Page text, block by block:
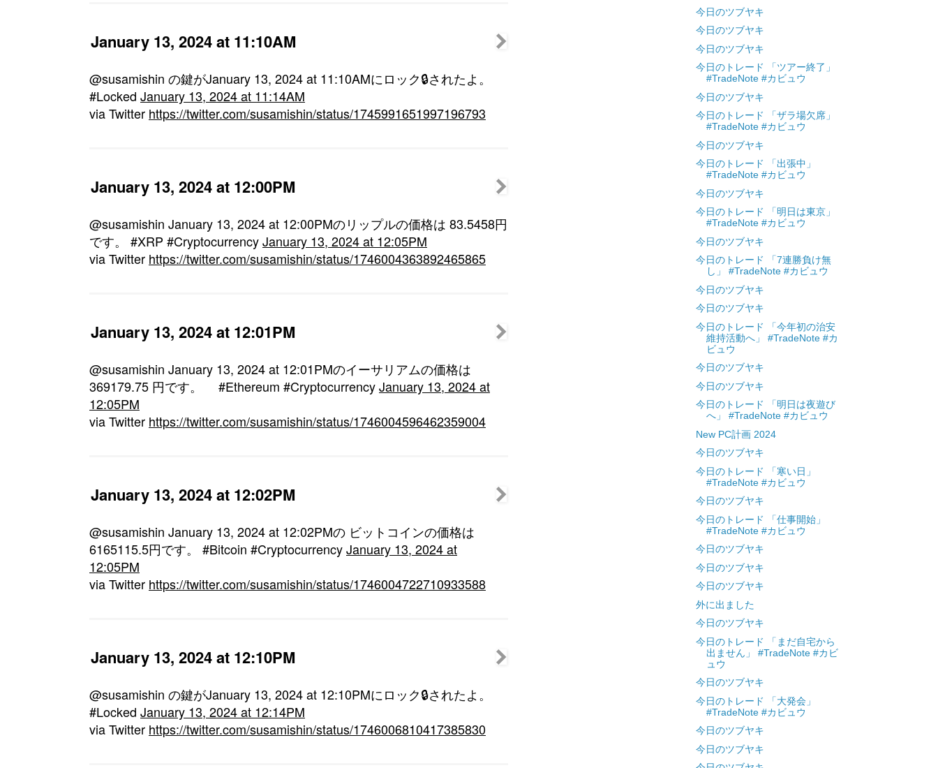
January 13, 2024 at 11:10AM
@susamishin の鍵がJanuary 13, 2024 at 11:10AMにロック🔒されたよ。
#Locked January 13, 2024 at 11:14AM
via Twitter https://twitter.com/susamishin/status/1745991651997196793
January 13, 2024 at 12:00PM
@susamishin January 13, 2024 at 12:00PMのリップルの価格は 83.5458円
です。 #XRP #CryptocurrencyJanuary 13, 2024 at 12:05PM
via Twitter https://twitter.com/susamishin/status/1746004363892465865
January 13, 2024 at 12:01PM
@susamishin January 13, 2024 at 12:01PMのイーサリアムの価格は
369179.75 円です。 #Ethereum #CryptocurrencyJanuary 13, 2024 at
12:05PM
via Twitter https://twitter.com/susamishin/status/1746004596462359004
January 13, 2024 at 12:02PM
@susamishin January 13, 2024 at 12:02PMの ビットコインの価格は
6165115.5円です。 #Bitcoin #CryptocurrencyJanuary 13, 2024 at
12:05PM
via Twitter https://twitter.com/susamishin/status/1746004722710933588
January 13, 2024 at 12:10PM
@susamishin の鍵がJanuary 13, 2024 at 12:10PMにロック🔒されたよ。
#Locked January 13, 2024 at 12:14PM
via Twitter https://twitter.com/susamishin/status/1746006810417385830
今日のツブヤキ
今日のツブヤキ
今日のツブヤキ
今日のトレード 「ツアー終了」
#TradeNote #カビュウ
今日のツブヤキ
今日のトレード 「ザラ場欠席」
#TradeNote #カビュウ
今日のツブヤキ
今日のトレード 「出張中」
#TradeNote #カビュウ
今日のツブヤキ
今日のトレード 「明日は東京」
#TradeNote #カビュウ
今日のツブヤキ
今日のトレード 「7連勝負け無
し」 #TradeNote #カビュウ
今日のツブヤキ
今日のツブヤキ
今日のトレード 「今年初の治安
維持活動へ」 #TradeNote #カ
ビュウ
今日のツブヤキ
今日のツブヤキ
今日のトレード 「明日は夜遊び
へ」 #TradeNote #カビュウ
New PC計画 2024
今日のツブヤキ
今日のトレード 「寒い日」
#TradeNote #カビュウ
今日のツブヤキ
今日のトレード 「仕事開始」
#TradeNote #カビュウ
今日のツブヤキ
今日のツブヤキ
今日のツブヤキ
外に出ました
今日のツブヤキ
今日のトレード 「まだ自宅から
出ません」 #TradeNote #カビ
ュウ
今日のツブヤキ
今日のトレード 「大発会」
#TradeNote #カビュウ
今日のツブヤキ
今日のツブヤキ